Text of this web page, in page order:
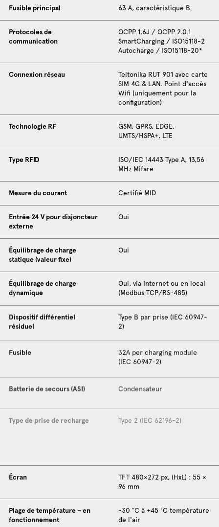
Fusible principal 63 A, caractéristique B
Protocoles de
communication
OCPP 1.6J / OCPP 2.0.1
SmartCharging / ISO15118-2
Autocharge / ISO15118-20*
Connexion réseau
Teltonika RUT 901 avec carte
SIM 4G & LAN. Point d'accès
Wifi (uniquement pour la
configuration)
Technologie RF
GSM, GPRS, EDGE,
UMTS/HSPA+, LTE
Type RFID
ISO/IEC 14443 Type A, 13,56
MHz Mifare
Mesure du courant Certifié MID
Entrée 24 V pour disjoncteur
externe
Oui
Équilibrage de charge
statique (valeur fixe)
Oui
Équilibrage de charge
dynamique
Oui, via Internet ou en local
(Modbus TCP/RS-485)
Dispositif différentiel
résiduel
Type B par prise (IEC 60947-
2)
Fusible
32A per charging module
(IEC 60947-2)
Type de prise de recharge Type 2 (IEC 62196-2)
Écran
TFT 480×272 px, (HxL) : 55 ×
96 mm
Plage de température – en
fonctionnement
-30 °C à +45 °C température
de l'air